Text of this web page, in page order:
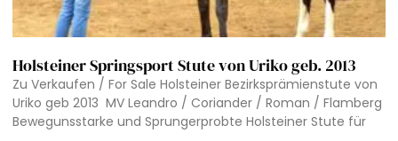
Holsteiner Springsport Stute von Uriko geb. 2013
Zu Verkaufen / For Sale Holsteiner Bezirksprämienstute von
Uriko geb 2013 MV Leandro / Coriander / Roman / Flamberg
Bewegunsstarke und Sprungerprobte Holsteiner Stute für